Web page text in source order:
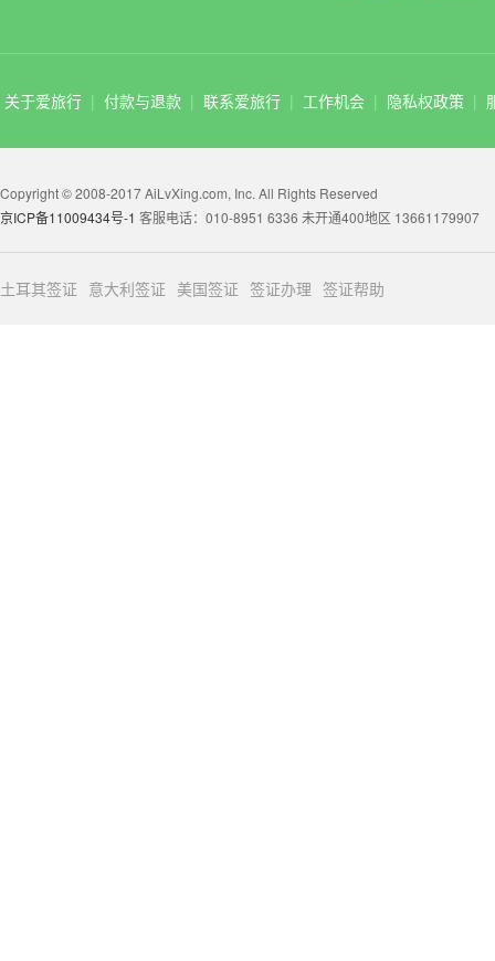
关于爱旅行 | 付款与退款 | 联系爱旅行 | 工作机会 | 隐私权政策 |
Copyright © 2008-2017 AiLvXing.com, Inc. All Rights Reserved
京ICP备11009434号-1 客服电话：010-8951 6336 未开通400地区 13661179907
土耳其签证 意大利签证 美国签证 签证办理 签证帮助